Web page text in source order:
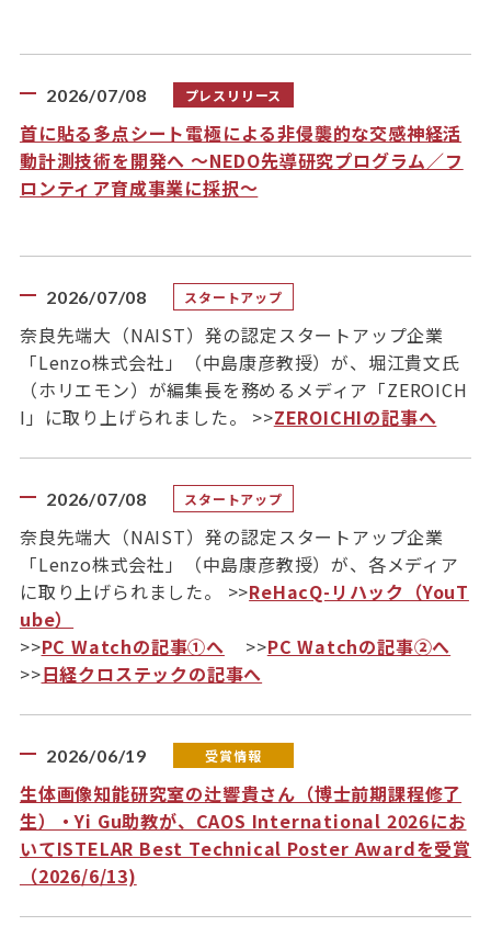
2026/07/08 プレスリリース
首に貼る多点シート電極による非侵襲的な交感神経活
動計測技術を開発へ ～NEDO先導研究プログラム／フ
ロンティア育成事業に採択～
2026/07/08 スタートアップ
奈良先端大（NAIST）発の認定スタートアップ企業
「Lenzo株式会社」（中島康彦教授）が、堀江貴文氏
（ホリエモン）が編集長を務めるメディア「ZEROICH
I」に取り上げられました。 >>ZEROICHIの記事へ
2026/07/08 スタートアップ
奈良先端大（NAIST）発の認定スタートアップ企業
「Lenzo株式会社」（中島康彦教授）が、各メディア
に取り上げられました。 >>ReHacQ-リハック（YouT
ube）
>>PC Watchの記事①へ >>PC Watchの記事②へ
>>日経クロステックの記事へ
2026/06/19 受賞情報
生体画像知能研究室の辻響貴さん（博士前期課程修了
生）・Yi Gu助教が、CAOS International 2026にお
いてISTELAR Best Technical Poster Awardを受賞
（2026/6/13)